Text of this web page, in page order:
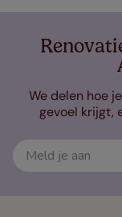
We delen hoe
gevoel krijgt,